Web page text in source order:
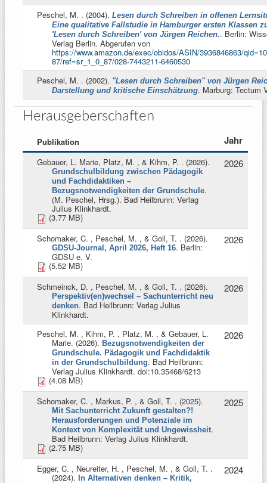
Peschel, M. . (2004). Lesen durch Schreiben in offenen
Eine qualitative Fallstudie in Hamburger ersten Klassen
'Lesen durch Schreiben' von Jürgen Reichen.. Berlin:
Verlag Berlin. Abgerufen von
https://www.amazon.de/exec/obidos/ASIN/3936846863/
87/ref=sr_1_0_87/028-7443211-6460530
Peschel, M. . (2002). "Lesen durch Schreiben" von Jürgen
Darstellung und kritische Einschätzung. Marburg: Tectum
Herausgeberschaften
Publikation Jahr
Gebauer, L. Marie, Platz, M. , & Kihm, P. . (2026).
Grundschulbildung zwischen Pädagogik
und Fachdidaktiken –
Bezugsnotwendigkeiten der Grundschule.
(M. Peschel, Hrsg.). Bad Heilbrunn: Verlag
Julius Klinkhardt.
(3.77 MB)
2026
Schomaker, C. , Peschel, M. , & Goll, T. . (2026).
GDSU-Journal, April 2026, Heft 16. Berlin:
GDSU e. V.
(5.52 MB)
2026
Schmeinck, D. , Peschel, M. , & Goll, T. . (2026).
Perspektiv(en)wechsel – Sachunterricht neu
denken. Bad Heilbrunn: Verlag Julius
Klinkhardt.
2026
Peschel, M. , Kihm, P. , Platz, M. , & Gebauer, L.
Marie. (2026). Bezugsnotwendigkeiten der
Grundschule. Pädagogik und Fachdidaktik
in der Grundschulbildung. Bad Heilbrunn:
Verlag Julius Klinkhardt. doi:10.35468/6213
(4.08 MB)
2026
Schomaker, C. , Markus, P. , & Goll, T. . (2025).
Mit Sachunterricht Zukunft gestalten?!
Herausforderungen und Potenziale im
Kontext von Komplexität und Ungewissheit.
Bad Heilbrunn: Verlag Julius Klinkhardt.
(2.75 MB)
2025
Egger, C. , Neureiter, H. , Peschel, M. , & Goll, T. .
(2024). In Alternativen denken – Kritik,
2024